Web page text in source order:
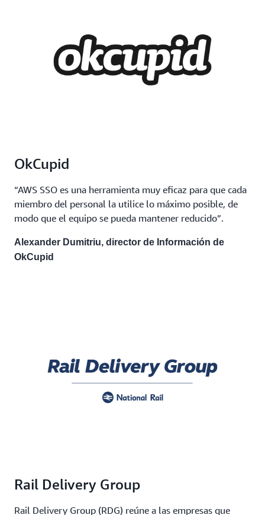
OkCupid
“AWS SSO es una herramienta muy eficaz para que cada
miembro del personal la utilice lo máximo posible, de
modo que el equipo se pueda mantener reducido”.
Alexander Dumitriu, director de Información de
OkCupid
Rail Delivery Group
Rail Delivery Group (RDG) reúne a las empresas que